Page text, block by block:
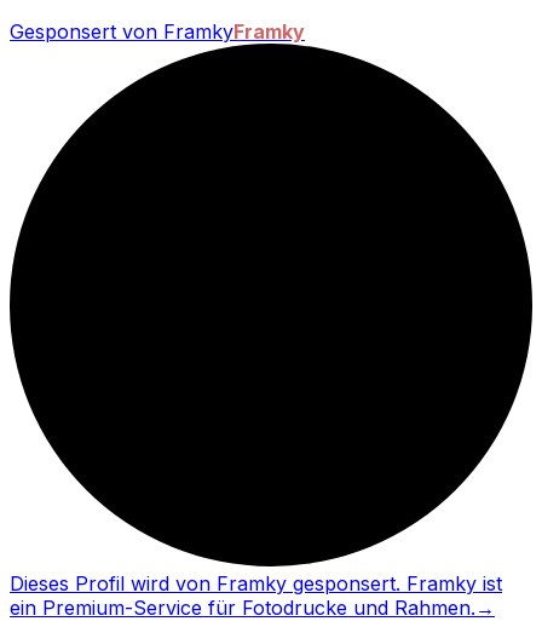
Gesponsert von FramkyFramky
Dieses Profil wird von Framky gesponsert. Framky ist
ein Premium-Service für Fotodrucke und Rahmen. →